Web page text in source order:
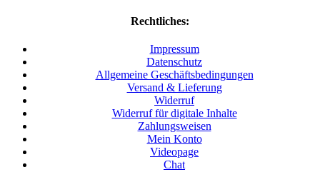
Rechtliches:
Impressum
Datenschutz
Allgemeine Geschäftsbedingungen
Versand & Lieferung
Widerruf
Widerruf für digitale Inhalte
Zahlungsweisen
Mein Konto
Videopage
Chat